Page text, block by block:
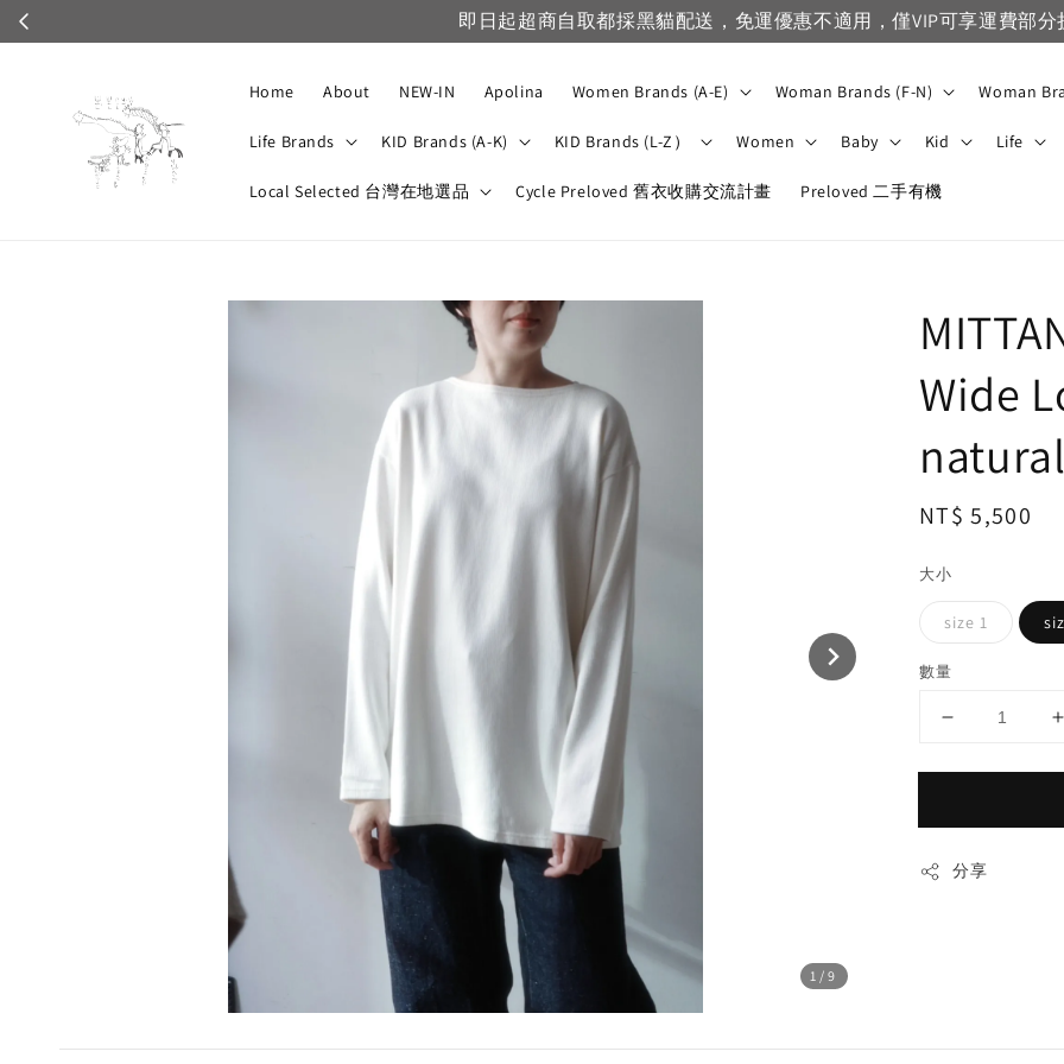
VIP滿1500免運
Home About NEW-IN Apolina Women Brands (A-E) Woman Brands (F-N) Woman
Life Brands KID Brands (A-K) KID Brands (L-Z） Women Baby Kid Life
Local Selected 台灣在地選品 Cycle Preloved 舊衣收購交流計畫 Preloved 二手有機
1 /9
Wide
Regular
NT$ 5,500
大小
size 1
數量
分享